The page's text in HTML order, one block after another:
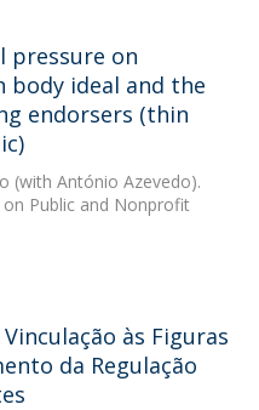
pressure on
ideal and the
endorsers (thin
(with António Azevedo).
Public and Nonprofit
às Figuras
da Regulação